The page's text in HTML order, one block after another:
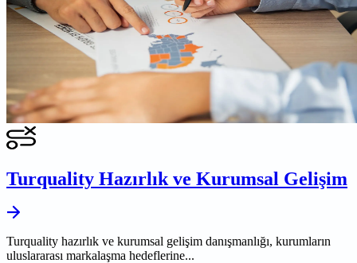
Turquality Hazırlık ve Kurumsal Gelişim
Turquality hazırlık ve kurumsal gelişim danışmanlığı, kurumların
uluslararası markalaşma hedeflerine...